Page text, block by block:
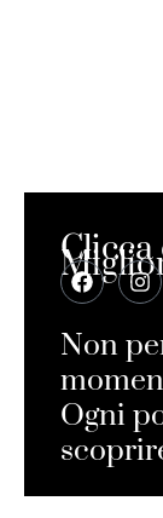
Clicca
Non
Ogni